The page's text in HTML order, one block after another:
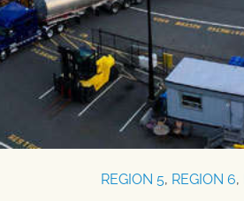
REGION 5, REGION 6,